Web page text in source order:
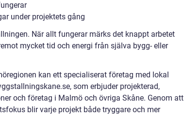
under projektets gång
När allt fungerar märks det knappt arbetet
mycket tid och energi från själva bygg- eller
kan ett specialiserat företag med lokal
som erbjuder projekterad,
och företag i Malmö och övriga Skåne. Genom att
blir varje projekt både tryggare och mer